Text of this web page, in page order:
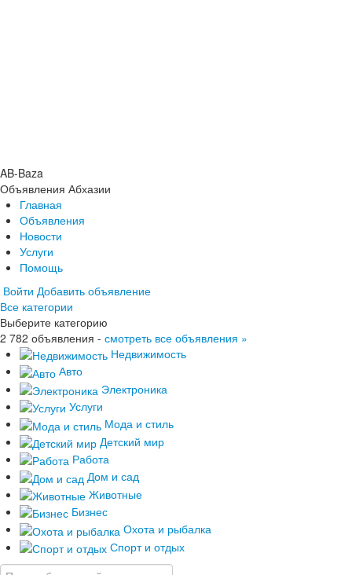
AB-Baza
Объявления Абхазии
Главная
Объявления
Новости
Услуги
Помощь
Войти Добавить объявление
Главная
Объявления
Новости
Услуги
Помощь
Все категории
Выберите категорию
2 782 объявления - смотреть все объявления »
Недвижимость
Авто
Электроника
Услуги
Мода и стиль
Детский мир
Работа
Дом и сад
Животные
Бизнес
Охота и рыбалка
Спорт и отдых